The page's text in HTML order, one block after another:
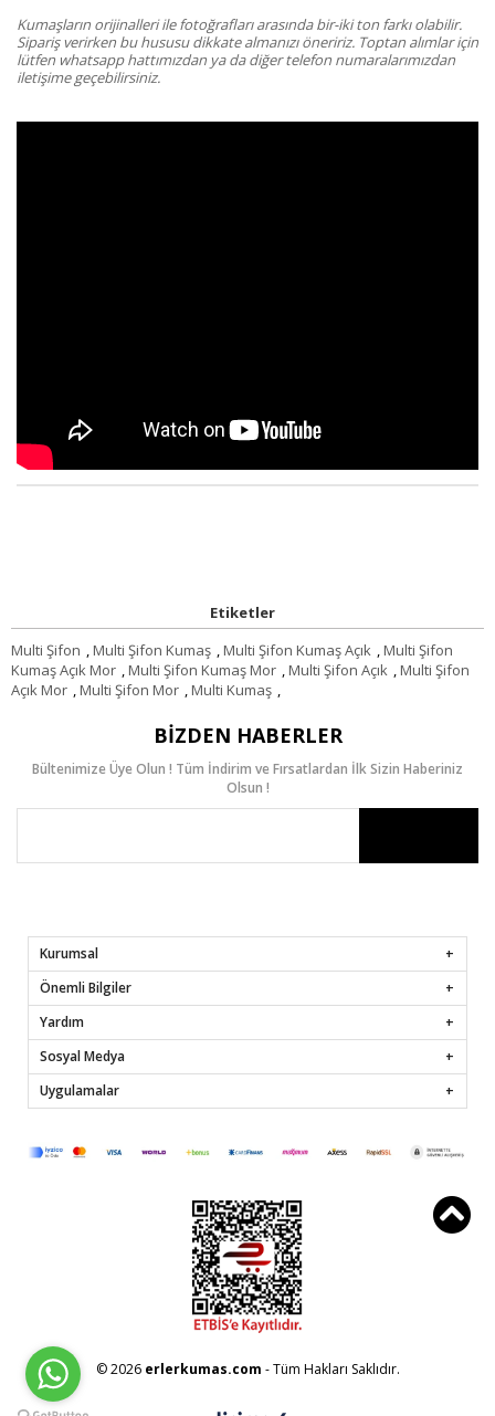
Kumaşların orijinalleri ile fotoğrafları arasında bir-iki ton farkı olabilir.
Sipariş verirken bu hususu dikkate almanızı öneririz. Toptan alımlar için
lütfen whatsapp hattımızdan ya da diğer telefon numaralarımızdan
iletişime geçebilirsiniz.
Etiketler
Multi Şifon ,Multi Şifon Kumaş ,Multi Şifon Kumaş Açık ,Multi Şifon
Kumaş Açık Mor ,Multi Şifon Kumaş Mor ,Multi Şifon Açık ,Multi Şifon
Açık Mor ,Multi Şifon Mor ,Multi Kumaş ,
BIZDEN HABERLER
Bültenimize Üye Olun ! Tüm İndirim ve Fırsatlardan İlk Sizin Haberiniz
Olsun !
Kurumsal
Önemli Bilgiler
Yardım
Sosyal Medya
Uygulamalar
© 2026 erlerkumas.com - Tüm Hakları Saklıdır.